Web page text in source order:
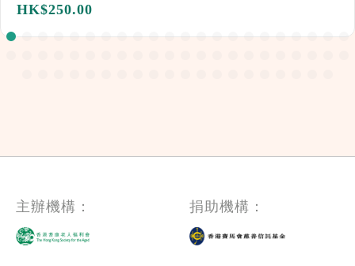
HK$250.00
主辦機構： 捐助機構：